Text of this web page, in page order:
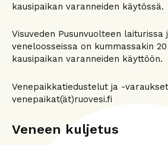
kausipaikan varanneiden käytössä.
Visuveden Pusunvuolteen laiturissa
veneloosseissa on kummassakin
kausipaikan varanneiden käyttöön.
Venepaikkatiedustelut ja -
venepaikat(ät)ruovesi.fi
Veneen kuljetus